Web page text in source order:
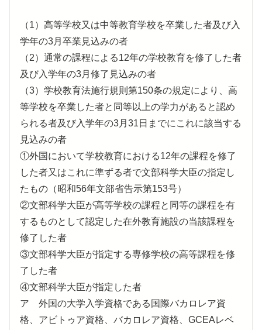
（1）高等学校又は中等教育学校を卒業した者及び入
学年の3月卒業見込みの者
（2）通常の課程による12年の学校教育を修了した者
及び入学年の3月修了見込みの者
（3）学校教育法施行規則第150条の規定により、高
等学校を卒業した者と同等以上の学力があると認め
られる者及び入学年の3月31日までにこれに該当する
見込みの者
①外国において学校教育における12年の課程を修了
した者又はこれに準ずる者で文部科学大臣の指定し
たもの（昭和56年文部省告示第153号）
②文部科学大臣が高等学校の課程と同等の課程を有
するものとして認定した在外教育施設の当該課程を
修了した者
③文部科学大臣が指定する専修学校の高等課程を修
了した者
④文部科学大臣が指定した者
ア 外国の大学入学資格である国際バカロレア資
格、アビトゥア資格、バカロレア資格、GCEAレベ